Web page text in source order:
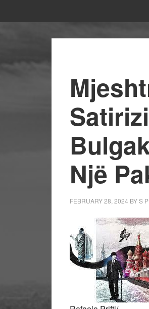
Një
FEBRUARY 28, 2024 BYS P